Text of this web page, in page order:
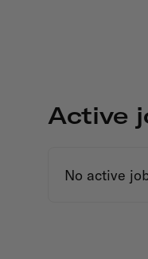
Active
No active